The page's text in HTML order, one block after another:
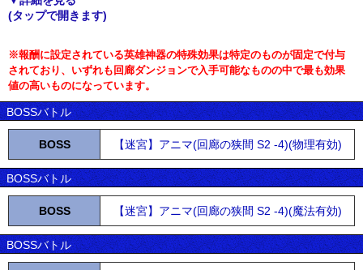
(タップで開きます)
※報酬に設定されている英雄神器の特殊効果は特定のものが固定で付与
されており、いずれも回廊ダンジョンで入手可能なものの中で最も効果
値の高いものになっています。
BOSSバトル
BOSS 【迷宮】アニマ(回廊の狭間 S2 -4)(物理有効)
BOSSバトル
BOSS 【迷宮】アニマ(回廊の狭間 S2 -4)(魔法有効)
BOSSバトル